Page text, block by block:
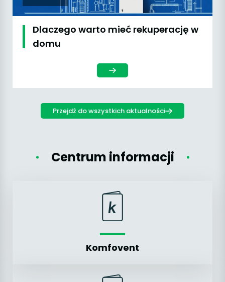
Dlaczego warto mieć rekuperację w
domu
Przejdź do wszystkich aktualności
Centrum informacji
Komfovent